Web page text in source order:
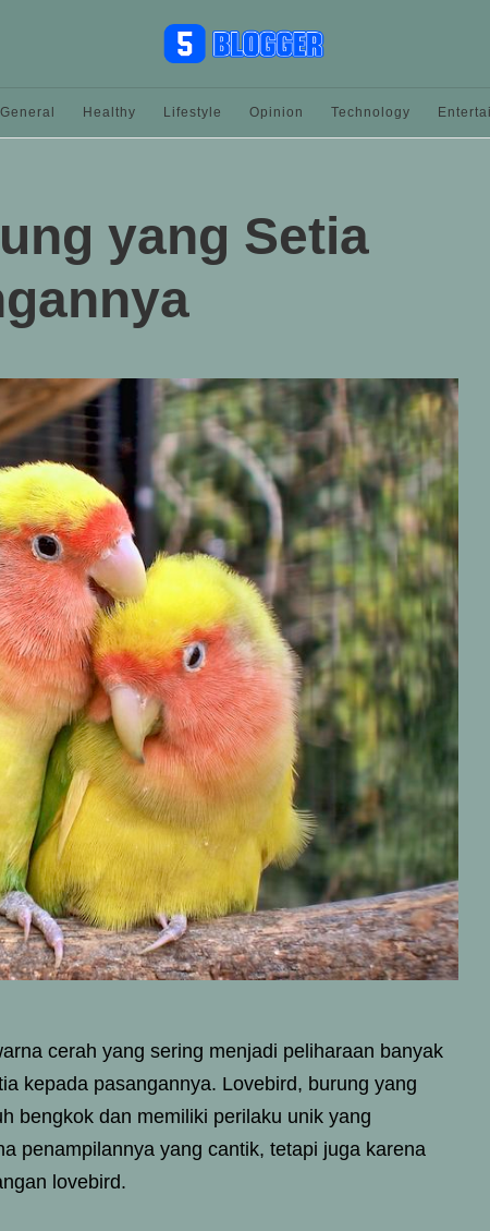
General Healthy Lifestyle Opinion Technology
yang Setia
cerah yang sering menjadi peliharaan banyak
kepada pasangannya. Lovebird, burung yang
bengkok dan memiliki perilaku unik yang
penampilannya yang cantik, tetapi juga karena
lovebird.